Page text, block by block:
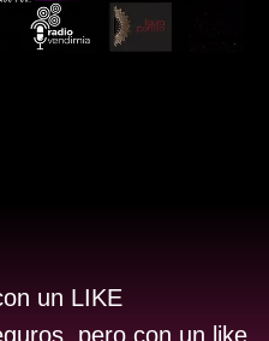
un LIKE
pero con un like